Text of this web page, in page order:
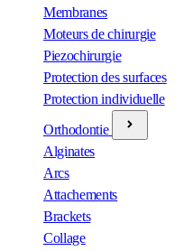
Membranes
Moteurs de chirurgie
Piezochirurgie
Protection des surfaces
Protection individuelle
Orthodontie
Alginates
Arcs
Attachements
Brackets
Collage